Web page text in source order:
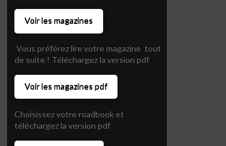
Voir les magazines
Vous préférez lire votre magazine tout
de suite ! Téléchargez la version pdf
Voir les magazines pdf
Choisissez votre roadbook et
téléchargez la version pdf